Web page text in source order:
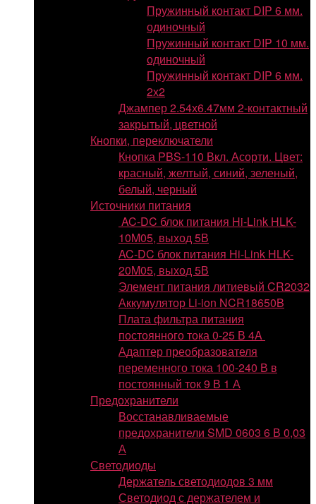
Пружинный контакт DIP 6 мм.
одиночный
Пружинный контакт DIP 10 мм.
одиночный
Пружинный контакт DIP 6 мм.
2х2
Джампер 2.54х6.47мм 2-контактный
закрытый, цветной
Кнопки, переключатели
Кнопка PBS-110 Вкл. Асорти. Цвет:
красный, желтый, синий, зеленый,
белый, черный
Источники питания
AC-DC блок питания Hi-Link HLK-
10M05, выход 5В
AC-DC блок питания Hi-Link HLK-
20M05, выход 5В
Элемент питания литиевый CR2032
Аккумулятор Li-ion NCR18650B
Плата фильтра питания
постоянного тока 0-25 В 4A
Адаптер преобразователя
переменного тока 100-240 В в
постоянный ток 9 В 1 А
Предохранители
Восстанавливаемые
предохранители SMD 0603 6 В 0,03
А
Светодиоды
Держатель светодиодов 3 мм
Светодиод с держателем и